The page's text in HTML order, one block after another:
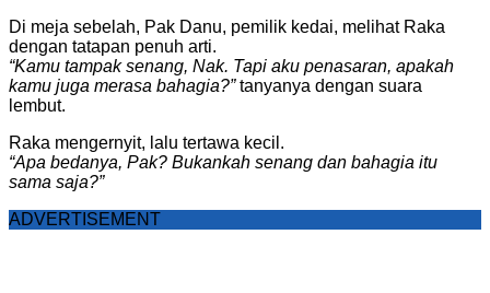
Di meja sebelah, Pak Danu, pemilik kedai, melihat Raka
dengan tatapan penuh arti.
“Kamu tampak senang, Nak. Tapi aku penasaran, apakah
kamu juga merasa bahagia?”tanyanya dengan suara
lembut.
Raka mengernyit, lalu tertawa kecil.
“Apa bedanya, Pak? Bukankah senang dan bahagia itu
sama saja?”
ADVERTISEMENT